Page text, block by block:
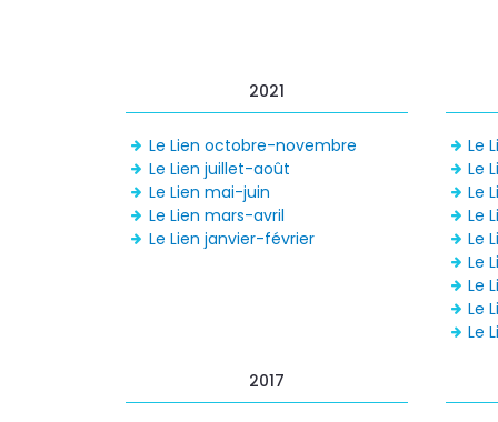
2021
Le Lien octobre-novembre
Le Lien juillet-août
Le Lien mai-juin
Le Lien mars-avril
Le Lien janvier-février
Le
Le
Le
Le
Le
Le
Le
Le
Le
2017